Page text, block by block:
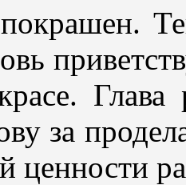
Глава
за
ценности